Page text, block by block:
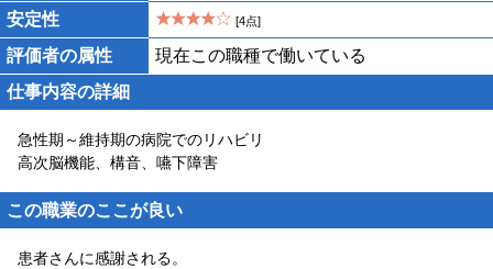
安定性 [4点]
評価者の属性
現在この職種で働いている
仕事内容の詳細
急性期～維持期の病院でのリハビリ
高次脳機能、構音、嚥下障害
この職業のここが良い
患者さんに感謝される。